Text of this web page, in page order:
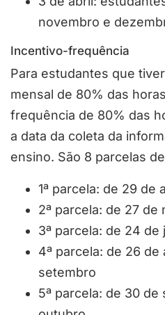
novembro e
Incentivo-frequência
Para estudantes que
mensal de 80% das
frequência de 80% das
a data da coleta da
ensino. São 8 parcelas
1ª parcela: de 29 de
2ª parcela: de 27 de
3ª parcela: de 24 de
4ª parcela: de 26 de
setembro
5ª parcela: de 30 de